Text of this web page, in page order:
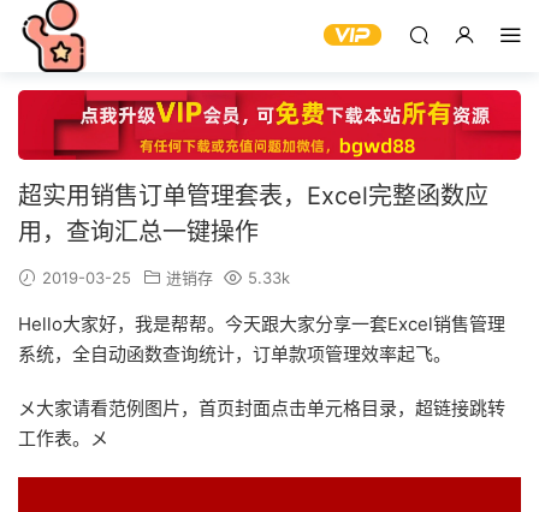
超实用销售订单管理套表，Excel完整函数应
用，查询汇总一键操作
2019-03-25 进销存 5.33k
Hello大家好，我是帮帮。今天跟大家分享一套Excel销售管理
系统，全自动函数查询统计，订单款项管理效率起飞。
メ大家请看范例图片，首页封面点击单元格目录，超链接跳转
工作表。メ